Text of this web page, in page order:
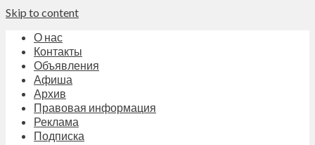
Skip to content
О нас
Контакты
Объявления
Афиша
Архив
Правовая информация
Реклама
Подписка